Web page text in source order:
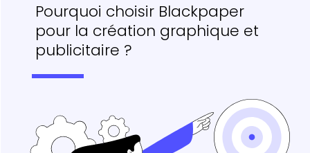
Pourquoi choisir Blackpaper
pour la création graphique et
publicitaire ?